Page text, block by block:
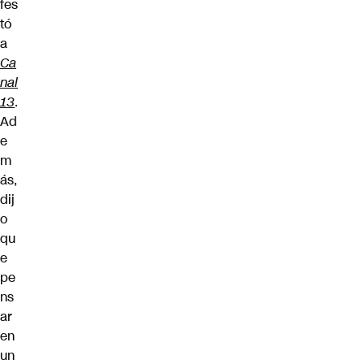
fes
tó
a
Ca
nal
13.
Ad
e
m
ás,
dij
o
qu
e
pe
ns
ar
en
un